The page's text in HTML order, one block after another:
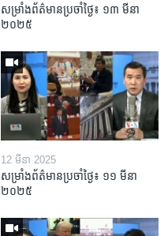
សម្រាំងព័ត៌មានប្រចាំថ្ងៃ៖ ១៣ មីនា
២០២៥
12 មីនា 2025
សម្រាំងព័ត៌មានប្រចាំថ្ងៃ៖ ១១ មីនា
២០២៥